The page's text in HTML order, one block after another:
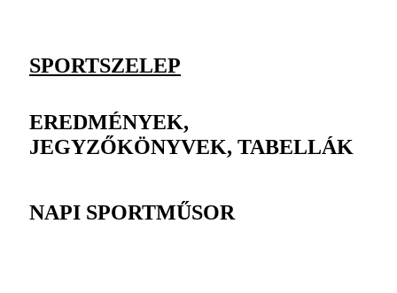
SPORTSZELEP
EREDMÉNYEK,
JEGYZŐKÖNYVEK, TABELLÁK
NAPI SPORTMŰSOR